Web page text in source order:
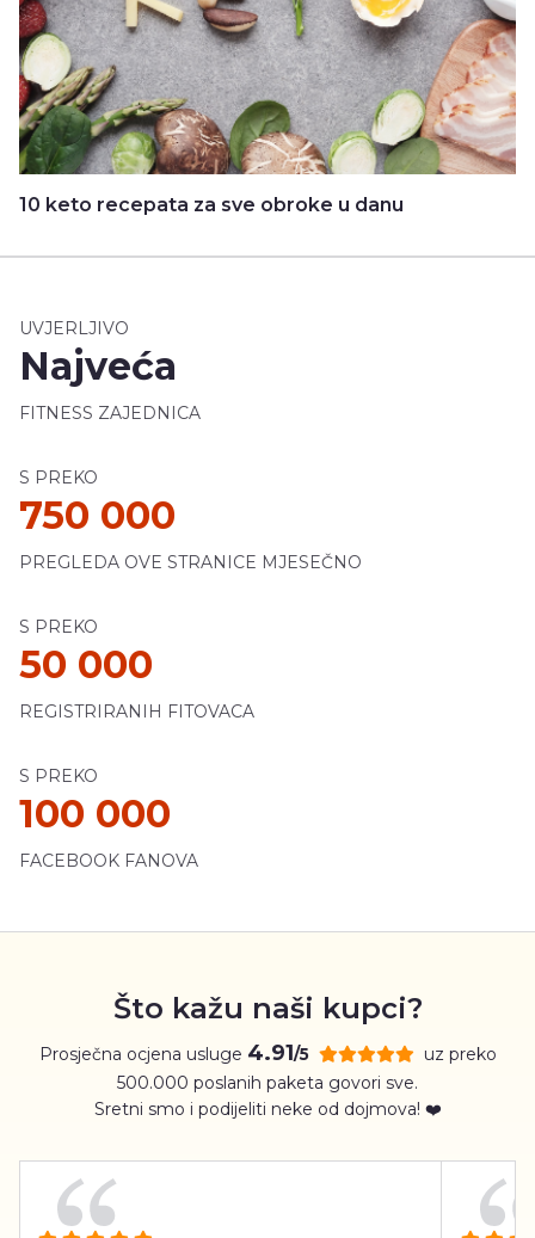
10 keto recepata za sve obroke u danu
UVJERLJIVO
Najveća
FITNESS ZAJEDNICA
S PREKO
750 000
PREGLEDA OVE STRANICE MJESEČNO
S PREKO
50 000
REGISTRIRANIH FITOVACA
S PREKO
100 000
FACEBOOK FANOVA
Što kažu naši kupci?
Prosječna ocjena usluge 4.91/5
uz preko
500.000 poslanih paketa govori sve.
Sretni smo i podijeliti neke od dojmova! ❤️